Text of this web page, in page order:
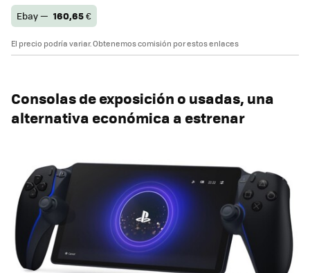
Ebay — 160,65€
El precio podría variar. Obtenemos comisión por estos enlaces
Consolas de exposición o usadas, una
alternativa económica a estrenar